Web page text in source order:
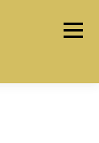
Menu